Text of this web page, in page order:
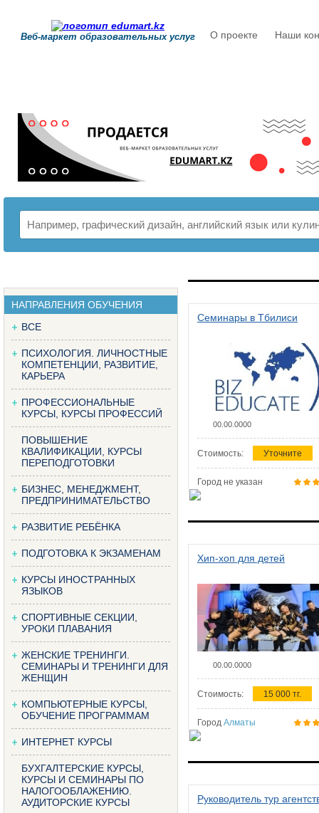
Веб-маркет образовательных услуг О проекте Наши
НАПРАВЛЕНИЯ ОБУЧЕНИЯ
ВСЕ
ПСИХОЛОГИЯ. ЛИЧНОСТНЫЕ
КОМПЕТЕНЦИИ, РАЗВИТИЕ,
КАРЬЕРА
ПРОФЕССИОНАЛЬНЫЕ
КУРСЫ, КУРСЫ ПРОФЕССИЙ
ПОВЫШЕНИЕ
КВАЛИФИКАЦИИ, КУРСЫ
ПЕРЕПОДГОТОВКИ
БИЗНЕС, МЕНЕДЖМЕНТ,
ПРЕДПРИНИМАТЕЛЬСТВО
РАЗВИТИЕ РЕБЁНКА
ПОДГОТОВКА К ЭКЗАМЕНАМ
КУРСЫ ИНОСТРАННЫХ
ЯЗЫКОВ
СПОРТИВНЫЕ СЕКЦИИ,
УРОКИ ПЛАВАНИЯ
ЖЕНСКИЕ ТРЕНИНГИ.
СЕМИНАРЫ И ТРЕНИНГИ ДЛЯ
ЖЕНЩИН
КОМПЬЮТЕРНЫЕ КУРСЫ,
ОБУЧЕНИЕ ПРОГРАММАМ
ИНТЕРНЕТ КУРСЫ
БУХГАЛТЕРСКИЕ КУРСЫ,
КУРСЫ И СЕМИНАРЫ ПО
НАЛОГООБЛАЖЕНИЮ.
АУДИТОРСКИЕ КУРСЫ
Семинары в Тбилиси
00.00.0000
Стоимость: Уточните
Город не указан
Хип-хоп для детей
00.00.0000
Стоимость: 15 000 тг.
Город Алматы
Руководитель тур